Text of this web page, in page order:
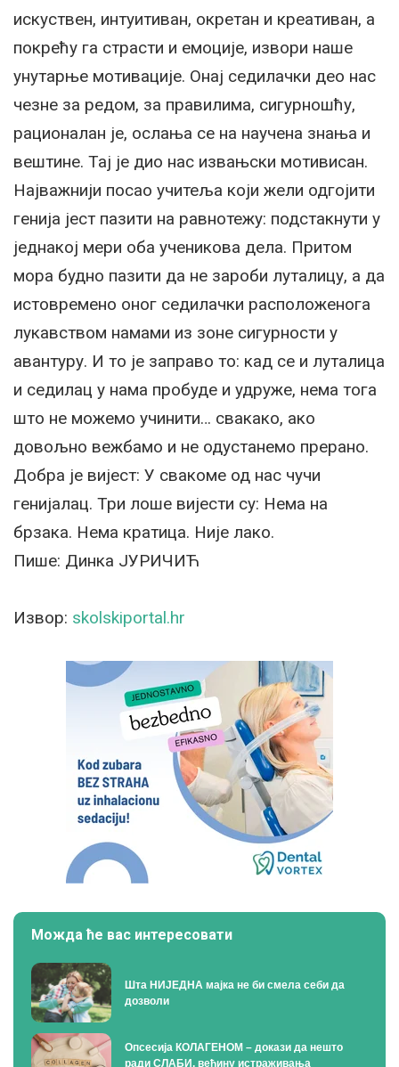
искуствен, интуитиван, окретан и креативан, а
покрећу га страсти и емоције, извори наше
унутарње мотивације. Онај седилачки део нас
чезне за редом, за правилима, сигурношћу,
рационалан је, ослања се на научена знања и
вештине. Тај је дио нас извањски мотивисан.
Најважнији посао учитеља који жели одгојити
генија јест пазити на равнотежу: подстакнути у
једнакој мери оба ученикова дела. Притом
мора будно пазити да не зароби луталицу, а да
истовремено оног седилачки расположенога
лукавством намами из зоне сигурности у
авантуру. И то је заправо то: кад се и луталица
и седилац у нама пробуде и удруже, нема тога
што не можемо учинити… свакако, ако
довољно вежбамо и не одустанемо прерано.
Добра је вијест: У свакоме од нас чучи
генијалац. Три лоше вијести су: Нема на
брзака. Нема кратица. Није лако.
Пише: Динка ЈУРИЧИЋ
Извор: skolskiportal.hr
Можда ће вас интересовати
Шта НИЈЕДНА мајка не би смела себи да
дозволи
Опсесија КОЛАГЕНОМ – докази да нешто
ради СЛАБИ, већину истраживања